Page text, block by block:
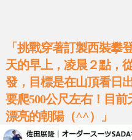
「挑戰穿著訂製西裝攀
天的早上，凌晨２點，
發，目標是在山頂看日
要爬500公尺左右！目
漂亮的朝陽（^^）」